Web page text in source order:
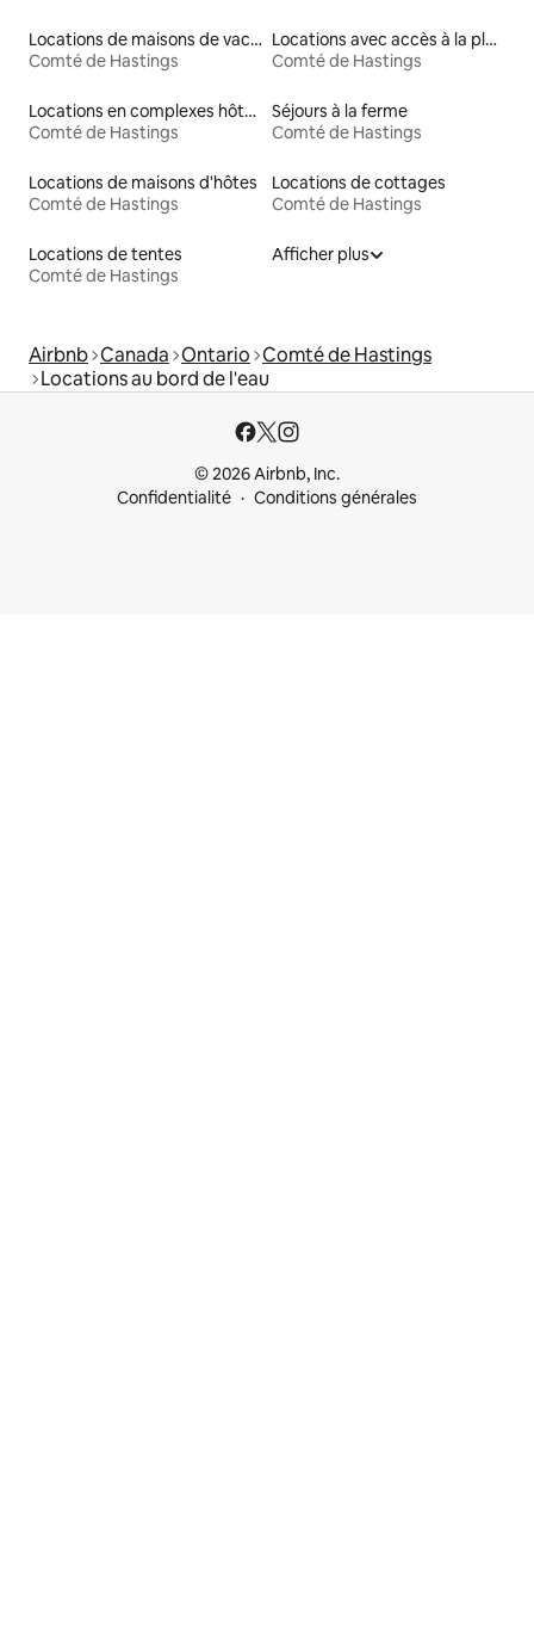
Locations de maisons de vacances
Comté de Hastings
Locations avec accès à la plage
Comté de Hastings
Locations en complexes hôteliers
Comté de Hastings
Séjours à la ferme
Comté de Hastings
Locations de maisons d'hôtes
Comté de Hastings
Locations de cottages
Comté de Hastings
Locations de tentes
Comté de Hastings
Afficher plus
Airbnb Canada Ontario Comté de Hastings
Locations au bord de l'eau
© 2026 Airbnb, Inc.
Confidentialité
Conditions générales